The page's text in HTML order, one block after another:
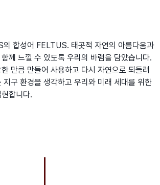
합성어 FELTUS. 태곳적 자연의 아름다움과
께 느낄 수 있도록 우리의 바램을 담았습니다.
만큼 만들어 사용하고 다시 자연으로 되돌려
지구 환경을 생각하고 우리와 미래 세대를 위한
합니다.